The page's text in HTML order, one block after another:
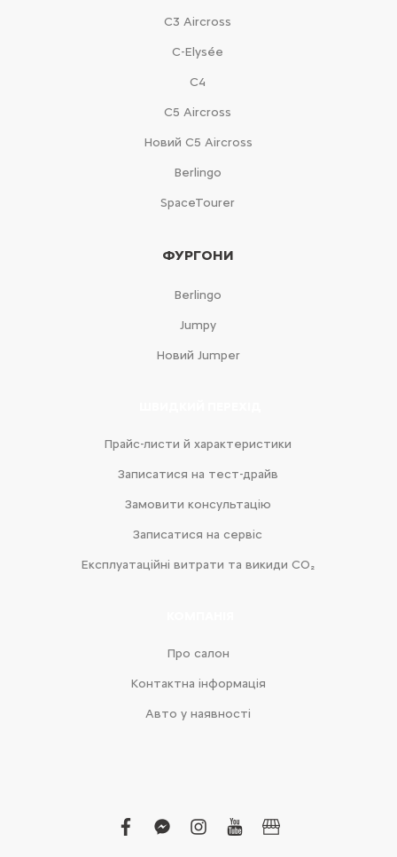
С3 Aircross
C-Elysée
С4
С5 Aircross
Новий С5 Aircross
Berlingo
SpaceTourer
ФУРГОНИ
Berlingo
Jumpy
Новий Jumper
Прайс-листи й характеристики
Записатися на тест-драйв
Замовити консультацію
Записатися на сервіс
Експлуатаційні витрати та викиди CO₂
Про салон
Контактна інформація
Авто у наявності
facebook
facebook-
instagram
youtubebusiness